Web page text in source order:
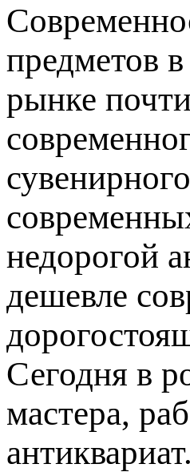
предметов
рынке
недорогой
дешевле
Сегодня в
мастера,
антиквариат.